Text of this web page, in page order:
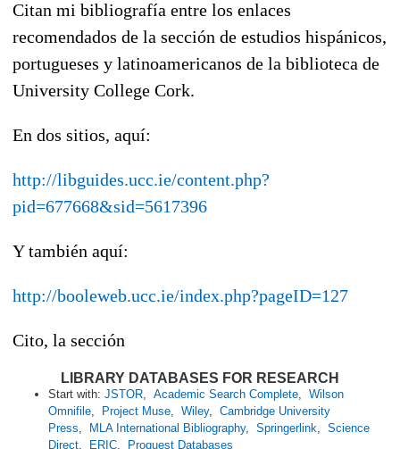
Citan mi bibliografía entre los enlaces
recomendados de la sección de estudios hispánicos,
portugueses y latinoamericanos de la biblioteca de
University College Cork.
En dos sitios, aquí:
http://libguides.ucc.ie/content.php?
pid=677668&sid=5617396
Y también aquí:
http://booleweb.ucc.ie/index.php?pageID=127
Cito, la sección
LIBRARY DATABASES FOR RESEARCH
Start with: JSTOR, Academic Search Complete, Wilson
Omnifile, Project Muse, Wiley, Cambridge University
Press, MLA International Bibliography, Springerlink, Science
Direct, ERIC, Proquest Databases